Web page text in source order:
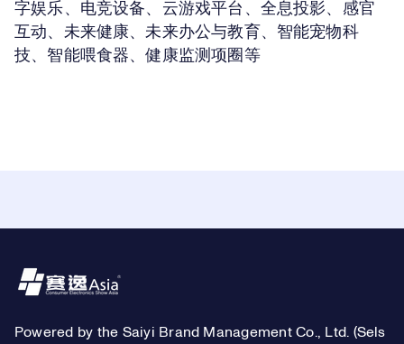
字娱乐、电竞设备、云游戏平台、全息投影、感官
互动、未来健康、未来办公与教育、智能宠物科
技、智能喂食器、健康监测项圈等
Footer
Powered by the Saiyi Brand Management Co., Ltd. (Sels